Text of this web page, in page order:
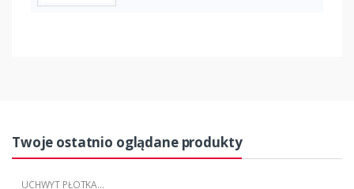
Twoje ostatnio oglądane produkty
UCHWYT PŁOTKA